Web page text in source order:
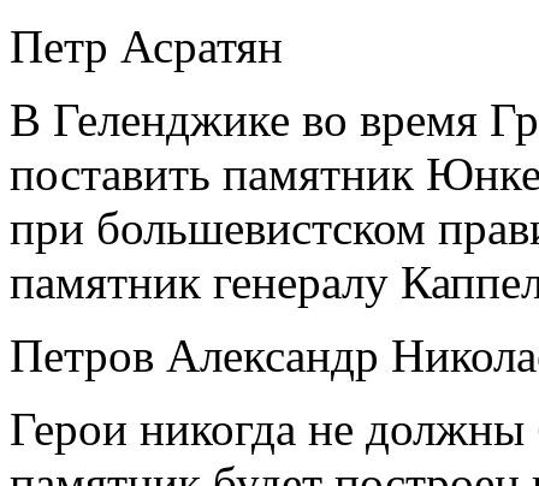
Петр Асратян
В Геленджике во время
поставить памятник
при большевистском
памятник генералу
Петров Александр
Герои никогда не